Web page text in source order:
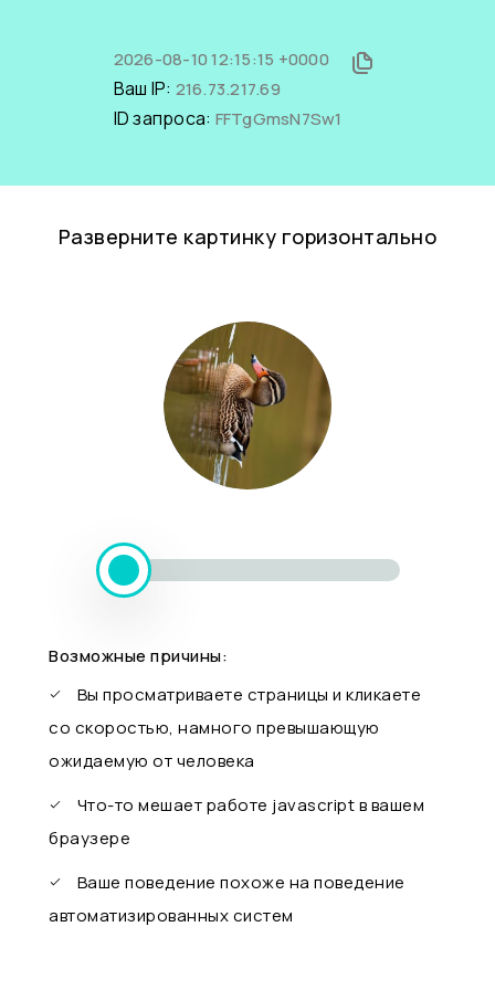
2026-08-10 12:15:15 +0000
Ваш IP: 216.73.217.69
ID запроса: FFTgGmsN7Sw1
Разверните картинку горизонтально
Возможные причины:
Вы просматриваете страницы и кликаете
со скоростью, намного превышающую
ожидаемую от человека
Что-то мешает работе javascript в вашем
браузере
Ваше поведение похоже на поведение
автоматизированных систем